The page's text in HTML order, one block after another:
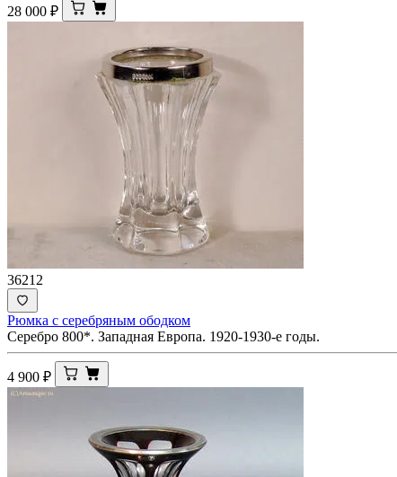
28 000 ₽
36212
Рюмка с серебряным ободком
Серебро 800*. Западная Европа. 1920-1930-е годы.
4 900 ₽